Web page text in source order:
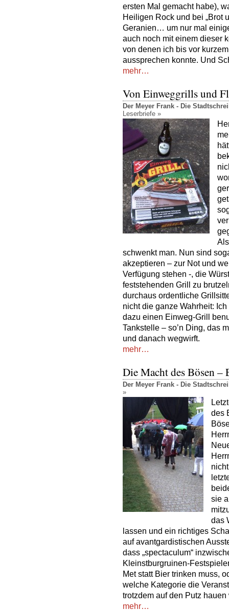
ersten Mal gemacht habe),
Heiligen Rock und bei „Brot
Geranien… um nur mal
auch noch mit einem dieser
von denen ich bis vor
aussprechen konnte. Und
mehr…
Von Einweggrills und
Der Meyer Frank - Die
Leserbriefe »
schwenkt man. Nun sind
akzeptieren – zur Not und
Verfügung stehen -, die
feststehenden Grill zu
durchaus ordentliche
nicht die ganze Wahrheit:
dazu einen Einweg-Grill
Tankstelle – so’n Ding, das
und danach wegwirft.
mehr…
Die Macht des Bösen –
Der Meyer Frank - Die
»
des
sie
das
lassen und ein richtiges
auf avantgardistischen
dass „spectaculum“
Kleinstburgruinen-
Met statt Bier trinken muss,
welche Kategorie die
trotzdem auf den Putz hauen
mehr…